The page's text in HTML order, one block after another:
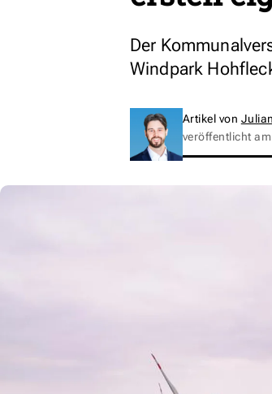
Der
Windpark
Artikel von
veröffentlicht am